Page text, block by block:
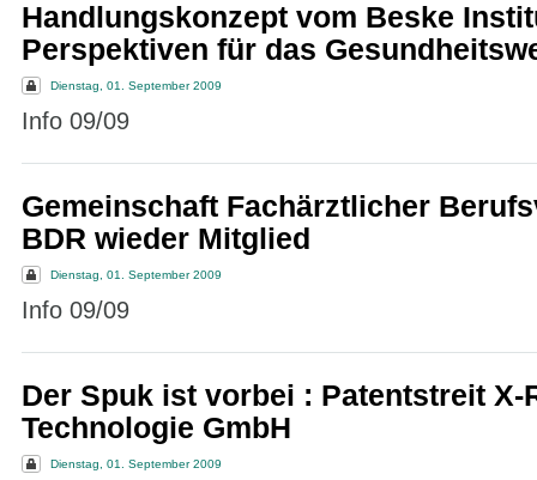
Handlungskonzept vom Beske
Perspektiven für das
Dienstag, 01. September 2009
Info 09/09
Gemeinschaft Fachärztlicher
BDR wieder Mitglied
Dienstag, 01. September 2009
Info 09/09
Der Spuk ist vorbei : Patentstreit X-
Technologie GmbH
Dienstag, 01. September 2009